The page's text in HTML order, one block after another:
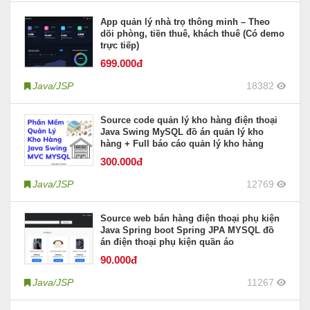
App quản lý nhà trọ thông minh – Theo
dõi phòng, tiền thuê, khách thuê (Có demo
trực tiếp)
699.000đ
Java/JSP 18382
Source code quản lý kho hàng điện thoại
Java Swing MySQL đồ án quản lý kho
hàng + Full báo cáo quản lý kho hàng
300.000đ
Java/JSP 12769
Source web bán hàng điện thoại phụ kiện
Java Spring boot Spring JPA MYSQL đồ
án điện thoại phụ kiện quần áo
90.000đ
Java/JSP 11267